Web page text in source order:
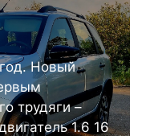
Новый
трудяги –
1.6 16